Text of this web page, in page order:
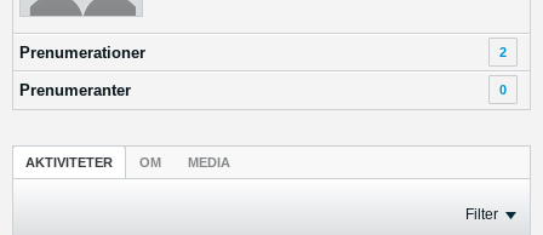
Prenumerationer 2
Prenumeranter 0
AKTIVITETER OM MEDIA
Filter